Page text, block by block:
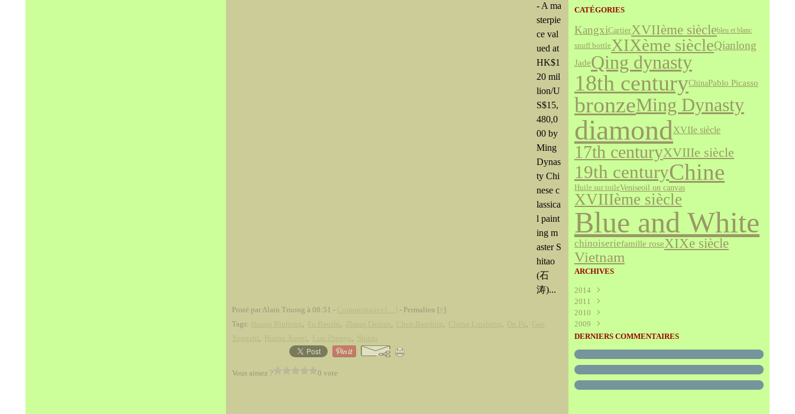
- A ma
sterpie
ce val
ued at
HK$1
20 mil
lion/U
S$15,
480,0
00 by
Ming
Dynas
ty Chi
nese c
lassica
l paint
ing m
aster S
hitao
(石
涛)...
Posté par Alain Truong à 08:51 - - Permalien [ ]
Tags:
, , , , , ,
, , ,
Vous aimez ? 0 vote
CATÉGORIES
KangxiCartierXVIIème sièclebleu et blanc
snuff bottleXIXème siècleQianlong
JadeQing dynasty
18th centuryChinaPablo Picasso
bronzeMing Dynasty
diamondXVIIe siècle
17th centuryXVIIIe siècle
19th centuryChine
Huile sur toileVeniseoil on canvas
XVIIIème siècle
Blue and White
chinoiseriefamille roseXIXe siècle
Vietnam
ARCHIVES
2014
Août
2011
Juillet
Juin
Mai(340)
Mars(227)
Janvier(289)
2010
Décembre
Novembre(595)
Septembre(272)
Juillet(325)
Juin(466)
2009
Décembre(208)
Octobre(227)
Août(273)
Juillet(316)
DERNIERS COMMENTAIRES